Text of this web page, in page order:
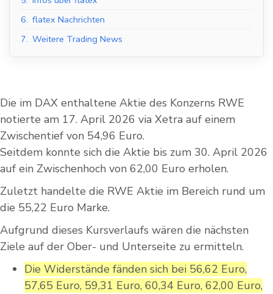
6. flatex Nachrichten
7. Weitere Trading News
Die im DAX enthaltene Aktie des Konzerns RWE
notierte am 17. April 2026 via Xetra auf einem
Zwischentief von 54,96 Euro.
Seitdem konnte sich die Aktie bis zum 30. April 2026
auf ein Zwischenhoch von 62,00 Euro erholen.
Zuletzt handelte die RWE Aktie im Bereich rund um
die 55,22 Euro Marke.
Aufgrund dieses Kursverlaufs wären die nächsten
Ziele auf der Ober- und Unterseite zu ermitteln.
Die Widerstände fänden sich bei 56,62 Euro,
57,65 Euro, 59,31 Euro, 60,34 Euro, 62,00 Euro,